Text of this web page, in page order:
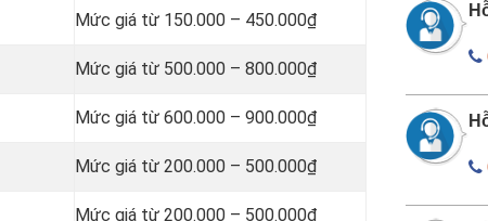
Mức giá từ 150.000 – 450.000₫
Mức giá từ 500.000 – 800.000₫
Mức giá từ 600.000 – 900.000₫
Mức giá từ 200.000 – 500.000₫
Mức giá từ 200.000 – 500.000₫